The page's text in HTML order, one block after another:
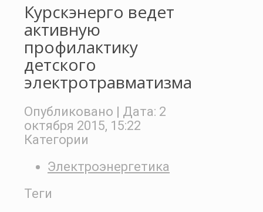
Курскэнерго ведет
активную
профилактику
детского
электротравматизма
Опубликовано | Дата: 2
октября 2015, 15:22
Категории
Электроэнергетика
Теги